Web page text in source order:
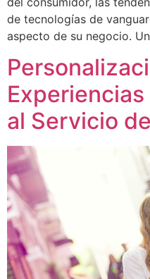
de tecnologías de
aspecto de su negocio.
al Servicio